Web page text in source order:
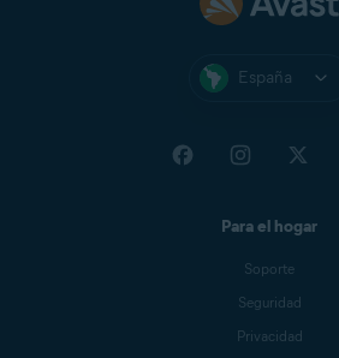
España
Para el hogar
Soporte
Seguridad
Privacidad